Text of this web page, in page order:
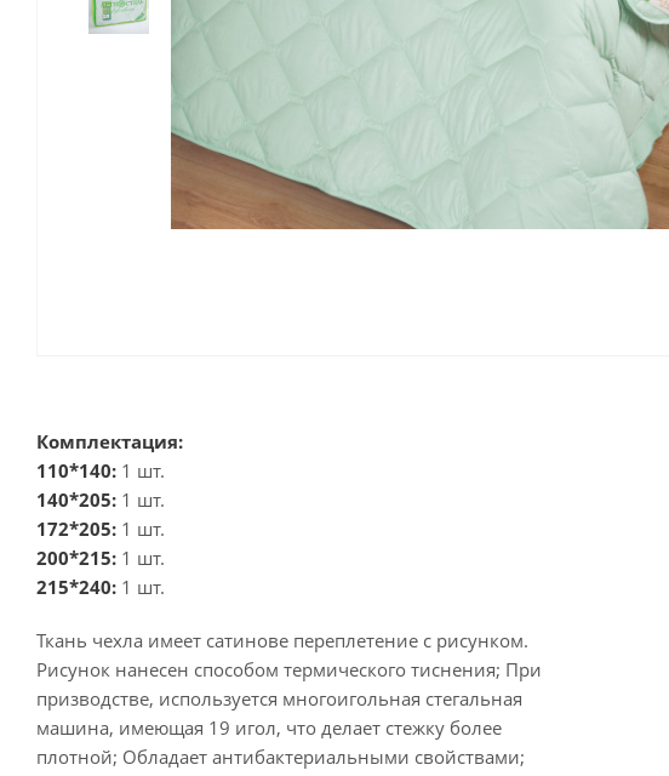
Комплектация:
110*140: 1 шт.
140*205: 1 шт.
172*205: 1 шт.
200*215: 1 шт.
215*240: 1 шт.
Ткань чехла имеет сатинове переплетение с рисунком.
Рисунок нанесен способом термического тиснения; При
призводстве, используется многоигольная стегальная
машина, имеющая 19 игол, что делает стежку более
плотной; Обладает антибактериальными свойствами;